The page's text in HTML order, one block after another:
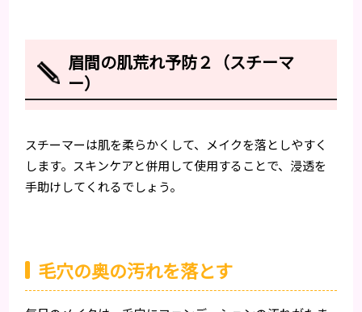
眉間の肌荒れ予防２（スチーマ
ー）
スチーマーは肌を柔らかくして、メイクを落としやすく
します。スキンケアと併用して使用することで、浸透を
手助けしてくれるでしょう。
毛穴の奥の汚れを落とす